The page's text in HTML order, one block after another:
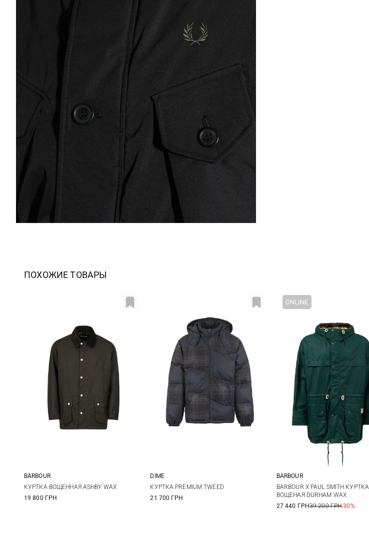
ПОХОЖИЕ ТОВАРЫ
S M L
BARBOUR
КУРТКА ВОЩЕННАЯ ASHBY WAX
19 800 ГРН
M L XL
DIME
КУРТКА PREMIUM TWEED
21 700 ГРН
S M L
BARBOUR
BARBOUR X PAUL SMITH КУРТКА
ВОЩЕНАЯ DURHAM WAX
27 440 ГРН39 200 ГРН-30%